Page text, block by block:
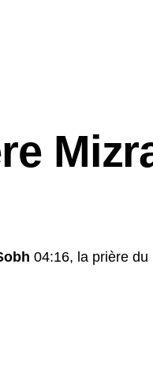
04:16, la prière du